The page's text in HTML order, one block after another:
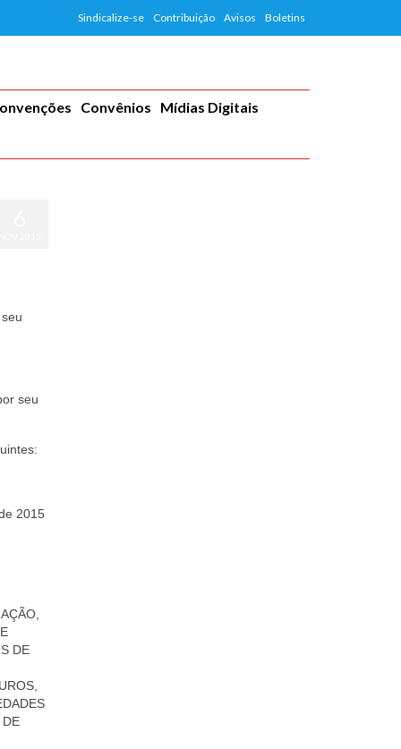
Sindicalize-se Contribuição Avisos Boletins
Convênios
Mídias Digitais
seu
2015
DE
DE